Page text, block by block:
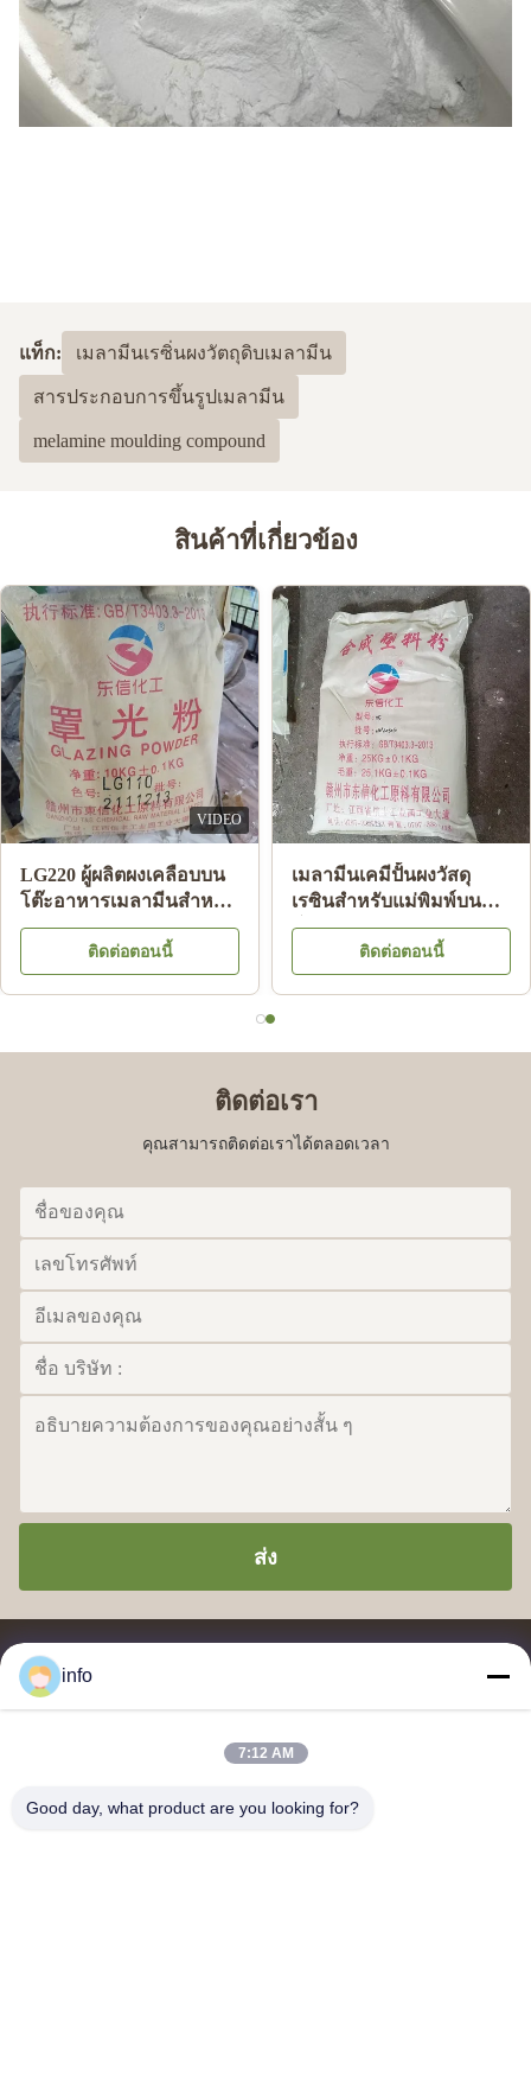
แท็ก: เมลามีนเรซิ่นผงวัตถุดิบเมลามีน
สารประกอบการขึ้นรูปเมลามีน
melamine moulding compound
สินค้าที่เกี่ยวข้อง
VIDEO
LG220 ผู้ผลิตผงเคลือบบน
โต๊ะอาหารเมลามีนสำหรับ
แผ่นเมลามีนส่องแสง HS
Code 39092000
ติดต่อตอนนี้
เมลามีนเคมีปั้นผงวัสดุ
เรซินสำหรับแม่พิมพ์บน
โต๊ะอาหารเมลามีน A5
MMC
ติดต่อตอนนี้
ติดต่อเรา
คุณสามารถติดต่อเราได้ตลอดเวลา
ส่ง
ลาไมน์ โมลด์ผสม, เมลาไมน์ โมลด์ปู๊ดกระจก, เมลาไมน์ เครื่องครัว,
info
7:12 AM
Good day, what product are you looking for?